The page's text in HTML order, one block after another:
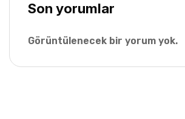
Son yorumlar
Görüntülenecek bir yorum yok.